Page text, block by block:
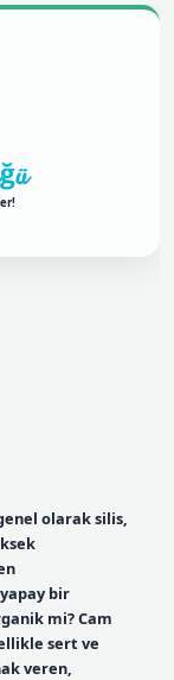
olarak silis,
bir
mi? Cam
sert ve
veren,